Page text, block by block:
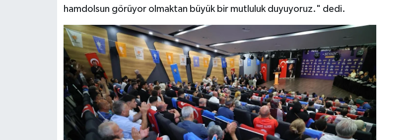
hamdolsun görüyor olmaktan büyük bir mutluluk duyuyoruz." dedi.